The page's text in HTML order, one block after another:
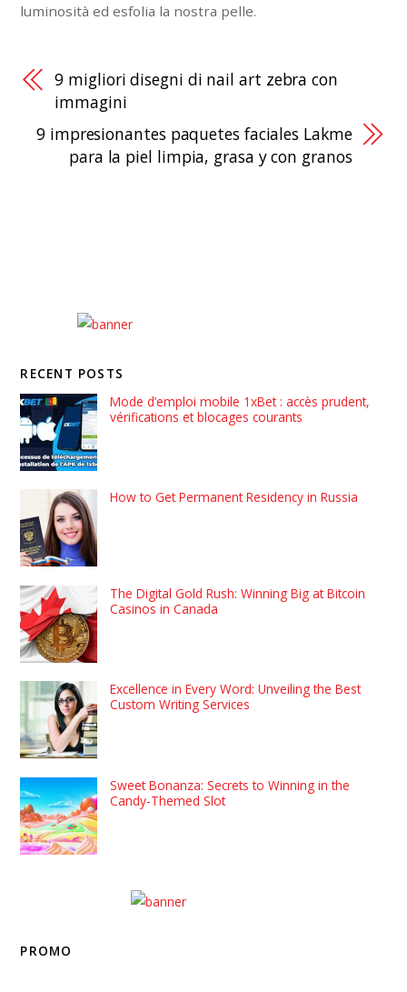
luminosità ed esfolia la nostra pelle.
9 migliori disegni di nail art zebra con
immagini
9 impresionantes paquetes faciales Lakme
para la piel limpia, grasa y con granos
RECENT POSTS
Mode d’emploi mobile 1xBet : accès prudent,
vérifications et blocages courants
How to Get Permanent Residency in Russia
The Digital Gold Rush: Winning Big at Bitcoin
Casinos in Canada
Excellence in Every Word: Unveiling the Best
Custom Writing Services
Sweet Bonanza: Secrets to Winning in the
Candy-Themed Slot
PROMO